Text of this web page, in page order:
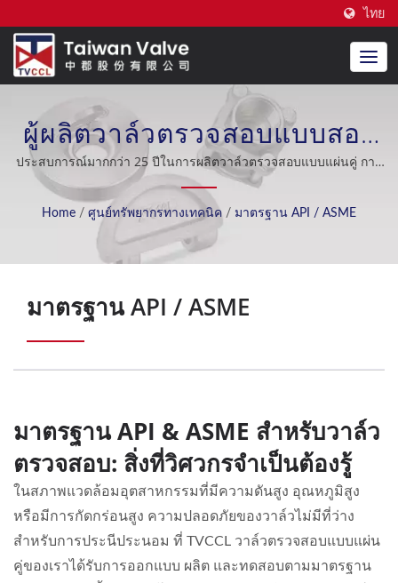
ไทย
ผู้ผลิตวาล์วตรวจสอบแบบสอง
แผ่นที่ได้รับการรับรอง
มาตรฐาน API / ASME / CE มา
นานกว่า 20 ปี | Taiwan Valve
Centre Co., Ltd.
ประสบการณ์มากกว่า 25 ปีในการผลิตวาล์วตรวจสอบแบบแผ่นคู่ การ
สนับสนุนหลังการขายที่ยอดเยี่ยม OEM / ODM อุตสาหกรรมน้ำมัน
การต่อเรือ การกลั่นน้ำทะเล ระบบทำความเย็น อุตสาหกรรมพลังงาน
นิวเคลียร์.
Home / ศูนย์ทรัพยากรทางเทคนิค / มาตรฐาน API / ASME
มาตรฐาน API / ASME
มาตรฐาน API & ASME สำหรับวาล์ว
ตรวจสอบ: สิ่งที่วิศวกรจำเป็นต้องรู้
ในสภาพแวดล้อมอุตสาหกรรมที่มีความดันสูง อุณหภูมิสูง
หรือมีการกัดกร่อนสูง ความปลอดภัยของวาล์วไม่มีที่ว่าง
สำหรับการประนีประนอม ที่ TVCCL วาล์วตรวจสอบแบบแผ่น
คู่ของเราได้รับการออกแบบ ผลิต และทดสอบตามมาตรฐาน